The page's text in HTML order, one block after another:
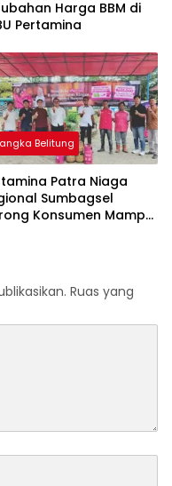
Harga BBM di
Pertamina
Belitung
Patra Niaga
Sumbagsel
Konsumen Mampu
Ruas yang